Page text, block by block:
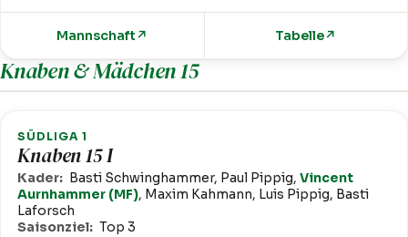
Mannschaft ↗ Tabelle↗
Knaben & Mädchen 15
SÜDLIGA 1
Knaben 15 I
Kader: Basti Schwinghammer, Paul Pippig,Vincent
Aurnhammer (MF), Maxim Kahmann, Luis Pippig, Basti
Laforsch
Saisonziel: Top 3